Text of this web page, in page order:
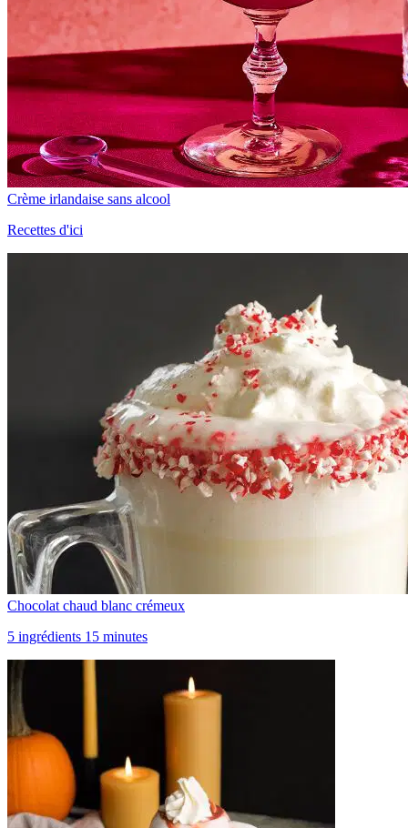
Crème irlandaise sans alcool
Recettes d'ici
Chocolat chaud blanc crémeux
5 ingrédients 15 minutes